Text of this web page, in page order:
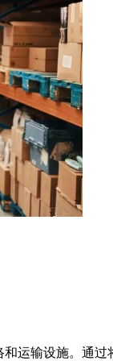
运输设施。通